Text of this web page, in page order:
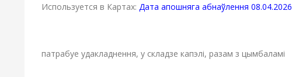
Используется в Картах: Дата апошняга абнаўлення 08.04.2026
патрабуе удакладнення, у складзе капэлі, разам з цымбаламі